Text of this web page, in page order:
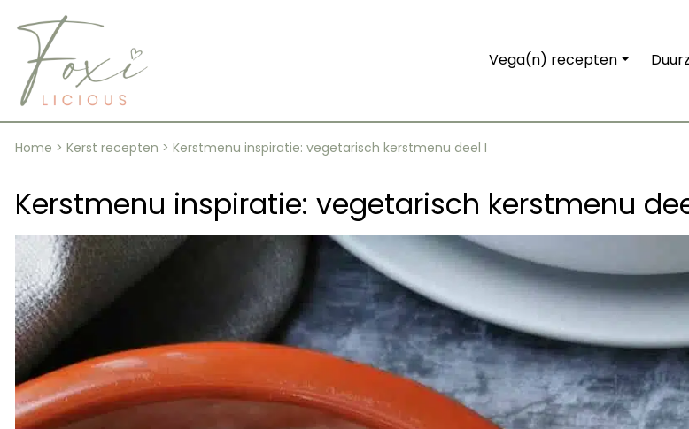
content
Vega(n) recepten
Home > Kerst recepten > Kerstmenu inspiratie: vegetarisch kerstmenu deel I
Kerstmenu inspiratie: vegetarisch kerstmenu